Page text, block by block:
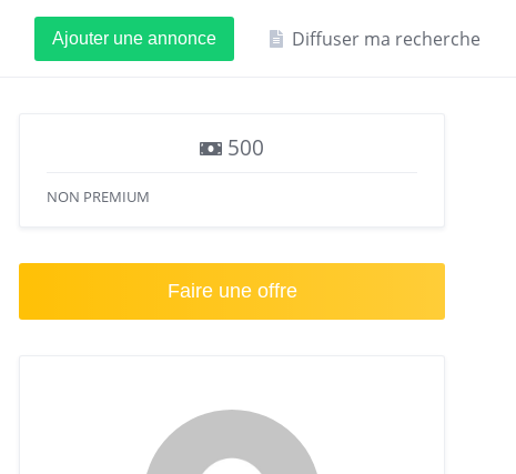
Ajouter une annonce Diffuser ma recherche
500
NON PREMIUM
Faire une offre